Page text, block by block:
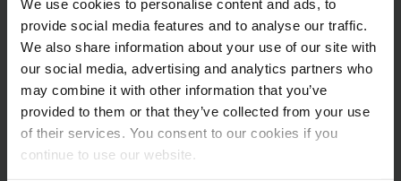
We use cookies to personalise content and ads, to
provide social media features and to analyse our traffic.
We also share information about your use of our site with
our social media, advertising and analytics partners who
may combine it with other information that you’ve
provided to them or that they’ve collected from your use
of their services. You consent to our cookies if you
continue to use our website.
stata così semplice
3.